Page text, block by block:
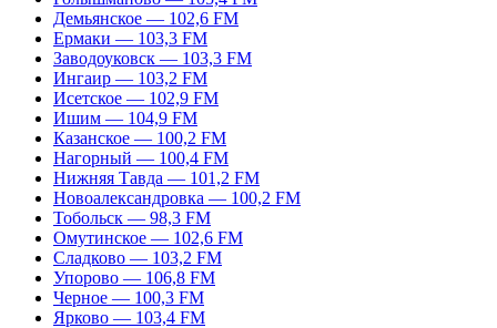
Демьянское — 102,6 FM
Ермаки — 103,3 FM
Заводоуковск — 103,3 FM
Ингаир — 103,2 FM
Исетское — 102,9 FM
Ишим — 104,9 FM
Казанское — 100,2 FM
Нагорный — 100,4 FM
Нижняя Тавда — 101,2 FM
Новоалександровка — 100,2 FM
Тобольск — 98,3 FM
Омутинское — 102,6 FM
Сладково — 103,2 FM
Упорово — 106,8 FM
Черное — 100,3 FM
Ярково — 103,4 FM